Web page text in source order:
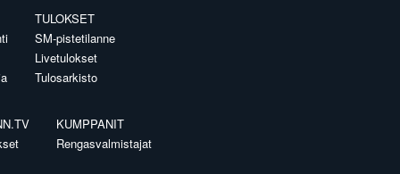
TULOKSET
SM-pistetilanne
Livetulokset
Tulosarkisto
KUMPPANIT
Rengasvalmistajat